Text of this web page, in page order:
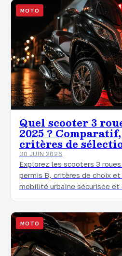
MOTO
Quel scooter 3
2025 ?
critères de
30 JUIN 2026
Explorez les scooters 3
permis B, critères de choix et
mobilité urbaine sécurisée
MOTO